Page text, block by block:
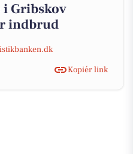
Gribskov
indbrud
Kopiér link